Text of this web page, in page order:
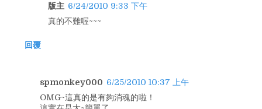
版主 6/24/2010 9:33 下午
真的不難喔~~~
回覆
spmonkey000 6/25/2010 10:37 上午
OMG~這真的是有夠消魂的啦！